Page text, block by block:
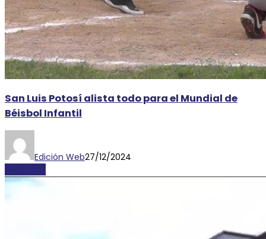
San Luis Potosí alista todo para el Mundial de
Béisbol Infantil
Edición Web27/12/2024